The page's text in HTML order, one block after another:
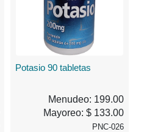
Potasio 90 tabletas
Menudeo: 199.00
Mayoreo: $ 133.00
PNC-026